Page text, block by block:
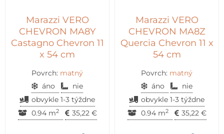
Marazzi VERO
CHEVRON MA8Y
Castagno Chevron 11
x 54 cm
Povrch: matný
áno
nie
obvykle 1-3 týždne
0.94 m2 35,22 €
Marazzi VERO
CHEVRON MA8Z
Quercia Chevron 11 x
54 cm
Povrch: matný
áno
nie
obvykle 1-3 týždne
0.94 m2 35,22 €